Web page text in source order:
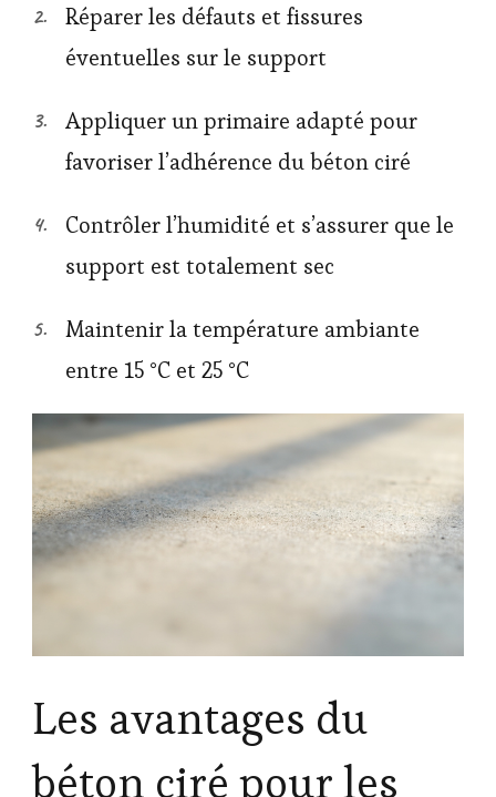
Réparer les défauts et fissures
éventuelles sur le support
Appliquer un primaire adapté pour
favoriser l’adhérence du béton ciré
Contrôler l’humidité et s’assurer que le
support est totalement sec
Maintenir la température ambiante
entre 15 °C et 25 °C
Les avantages du
béton ciré pour les